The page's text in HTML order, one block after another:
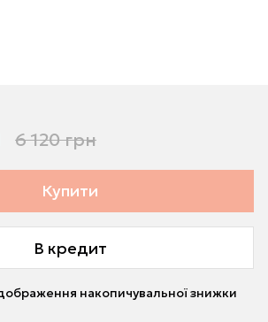
6 120 грн
Купити
В кредит
накопичувальної знижки